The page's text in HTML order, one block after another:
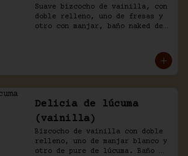
Suave bizcocho de vainilla, con
doble relleno, uno de fresas y
otro con manjar, baño naked de
Delicia de lúcuma
(vainilla)
Bizcocho de vainilla con doble
relleno, uno de manjar blanco y
otro de pure de lúcuma. Baño